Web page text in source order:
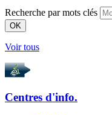
Recherche par mots clés
OK
Voir tous
Centres d'info.